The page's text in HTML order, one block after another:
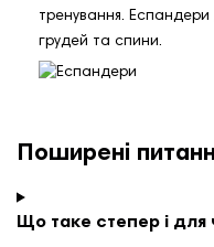
тренування.
грудей та спини.
Поширені
Що таке степер і для